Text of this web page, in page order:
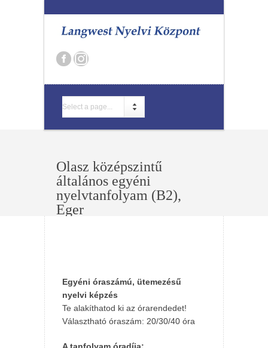
Select a page...
Olasz középszintű
általános egyéni
nyelvtanfolyam (B2),
Eger
Egyéni óraszámú, ütemezésű
nyelvi képzés
Te alakíthatod ki az órarendedet!
Választható óraszám: 20/30/40 óra